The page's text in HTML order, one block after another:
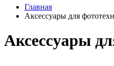
Главная
Аксессуары для
Аксессуары